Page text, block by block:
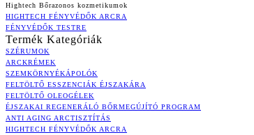
Hightech Bőrazonos kozmetikumok
HIGHTECH FÉNYVÉDŐK ARCRA
FÉNYVÉDŐK TESTRE
Termék Kategóriák
SZÉRUMOK
ARCKRÉMEK
SZEMKÖRNYÉKÁPOLÓK
FELTÖLTŐ ESSZENCIÁK ÉJSZAKÁRA
FELTÖLTŐ OLEOGÉLEK
ÉJSZAKAI REGENERÁLÓ BŐRMEGÚJÍTÓ PROGRAM
ANTI AGING ARCTISZTÍTÁS
HIGHTECH FÉNYVÉDŐK ARCRA